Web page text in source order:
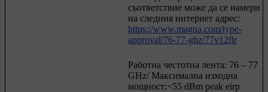
съответствие може да се намери
на следния интернет адрес:
https://www.magna.com/type-
approval/76-77-ghz/77v12flr
Работна честотна лента: 76 – 77
GHz/ Максимална изходна
мощност:<55 dBm peak eirp